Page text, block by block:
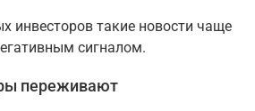
инвесторов такие новости чаще
сигналом.
переживают